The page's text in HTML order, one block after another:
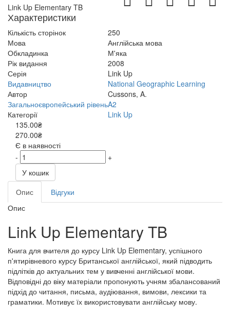
Link Up Elementary TB
Характеристики
Кількість сторінок
250
Мова
Англійська мова
Обкладинка
М'яка
Рік видання
2008
Серія
Link Up
Видавництво
National Geographic Learning
Автор
Cussons, A.
Загальноєвропейський рівеньA2
Категорії
Link Up
135.00₴
270.00₴
Є в наявності
-
+
У кошик
Опис
Відгуки
Опис
Link Up Elementary TB
Книга для вчителя до курсу Link Up Elementary, успішного
п'ятирівневого курсу Британської англійської, який підводить
підлітків до актуальних тем у вивченні англійської мови.
Відповідні до віку матеріали пропонують учням збалансований
підхід до читання, письма, аудіювання, вимови, лексики та
граматики. Мотивує їх використовувати англійську мову.